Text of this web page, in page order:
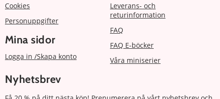
Cookies
Personuppgifter
Mina sidor
Logga in /Skapa konto
Leverans- och
returinformation
FAQ
FAQ E-böcker
Våra miniserier
Nyhetsbrev